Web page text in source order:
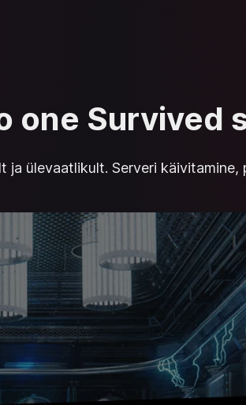
one Survived
ja ülevaatlikult. Serveri käivitamine,